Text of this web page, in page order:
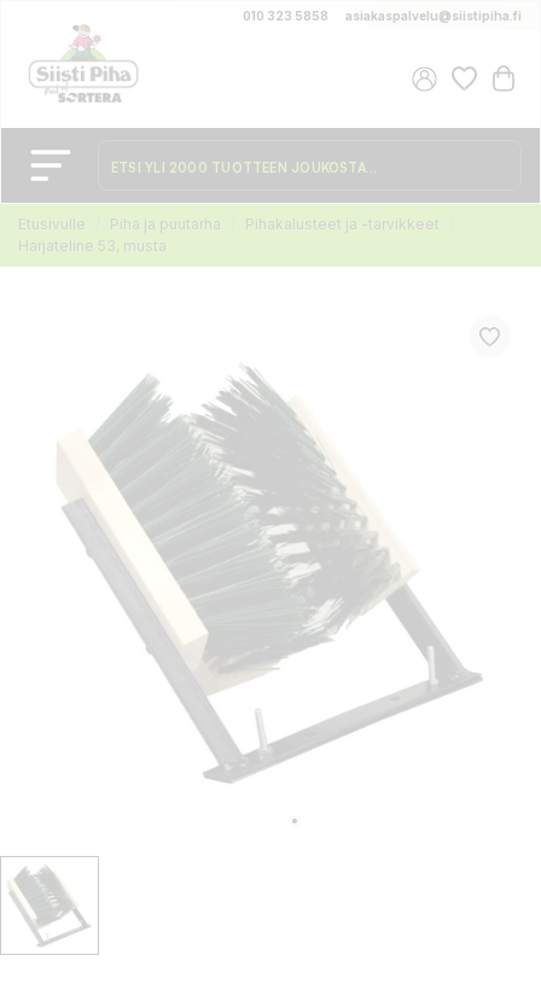
010 323 5858 asiakaspalvelu@siistipiha.fi
Etusivulle Piha ja puutarha
Pihakalusteet ja -tarvikkeet
Harjateline 53, musta